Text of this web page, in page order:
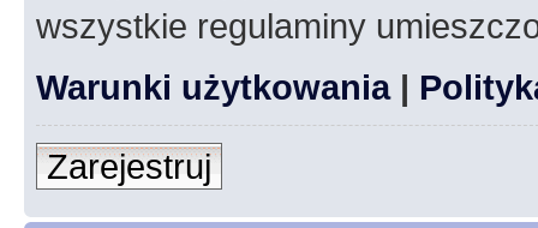
wszystkie regulaminy
Warunki użytkowania|
Zarejestruj